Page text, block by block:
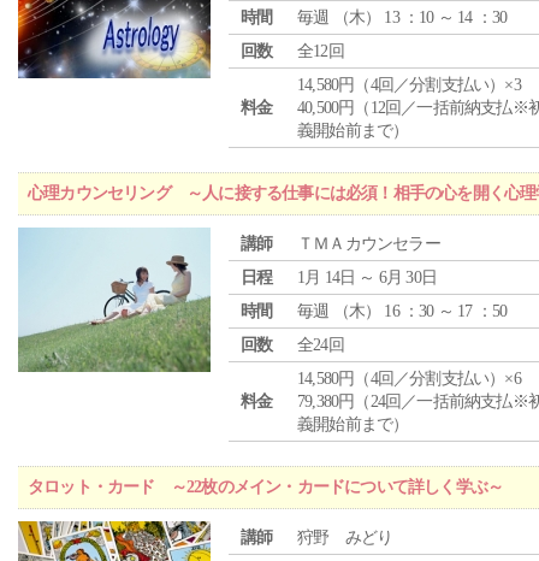
時間
毎週 （木） 13 ：10 ～ 14 ：30
回数
全12回
料金
14,580円（4回／分割支払い）×3
40,500円（12回／一括前納支払※
義開始前まで）
心理カウンセリング ～人に接する仕事には必須！相手の心を開く心理
講師
ＴＭＡカウンセラー
日程
1月 14日 ～ 6月 30日
時間
毎週 （木） 16 ：30 ～ 17 ：50
回数
全24回
料金
14,580円（4回／分割支払い）×6
79,380円（24回／一括前納支払※
義開始前まで）
タロット・カード ～22枚のメイン・カードについて詳しく学ぶ～
講師
狩野 みどり